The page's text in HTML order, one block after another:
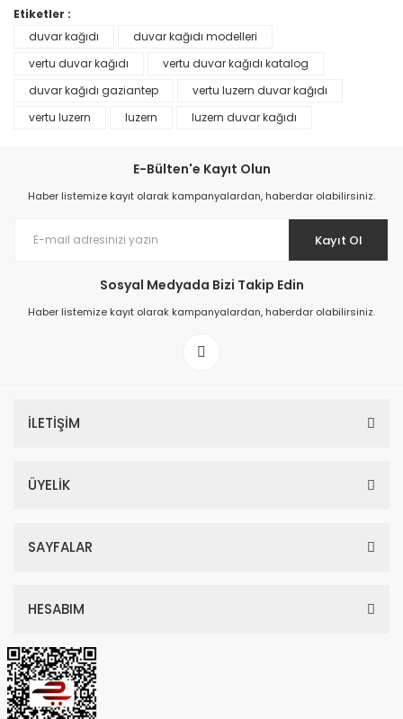
Prime ArtDECO Duvar Kağıdı Tutkalı 500 gr
199,00 TL
Etiketler :
duvar kağıdı
duvar kağıdı modelleri
vertu duvar kağıdı
vertu duvar kağıdı katalog
duvar kağıdı gaziantep
vertu luzern duvar kağıdı
vertu luzern
luzern luzern duvar kağıdı
E-Bülten'e Kayıt Olun
Haber listemize kayıt olarak kampanyalardan, haberdar olabilirsiniz.
Kayıt Ol
Sosyal Medyada Bizi Takip Edin
Haber listemize kayıt olarak kampanyalardan, haberdar olabilirsiniz.
İLETİŞİM
ÜYELİK
SAYFALAR
HESABIM